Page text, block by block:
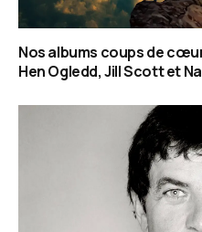
Nos albums coups de
Hen Ogledd, Jill Scott et